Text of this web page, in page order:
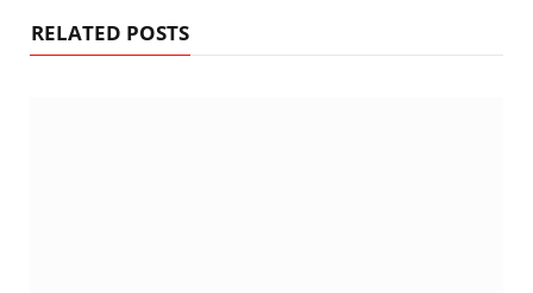
RELATED POSTS